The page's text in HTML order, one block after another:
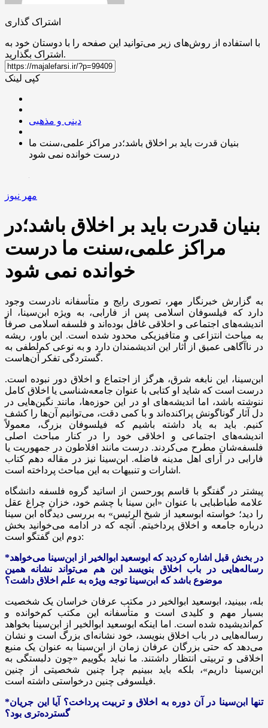
اشتراک گذاری
با استفاده از روش‌های زیر می‌توانید این صفحه را با دوستان خود به
اشتراک بگذارید.
کپی لینک
دینی و مذهبی
بنیان قدرت باید بر اخلاق باشد؛در مراکز علمی،سنت ما
درست خوانده نمی شود
مهر نیوز
بنیان قدرت باید بر اخلاق باشد؛در
مراکز علمی،سنت ما درست
خوانده نمی شود
به گزارش خبرنگار مهر، تصوری رایج و متأسفانه نادرست وجود
دارد که فیلسوفان اسلامی پس از فارابی، به ویژه ابن‌سینا، از
اندیشه‌های اجتماعی و اخلاقی غافل بوده‌اند و فلسفه اسلامی صرفاً
به مباحث انتزاعی و متافیزیکی محدود شده است. این باور، ریشه
در ناآگاهی عمیق از آثار این اندیشمندان دارد و به نوعی کم‌لطفی به
گستردگی تفکر آن‌هاست.
ابن‌سینا، این نابغه شرق، هرگز از اجتماع و اخلاق دور نبوده است.
درست است که شاید او کتابی با عنوان جامعه‌شناسی یا اخلاق کامل
ننوشته باشد، اما اندیشه‌های او در این حوزه‌ها، مانند نگین‌هایی در
دل آثار گوناگونش پراکنده‌اند و با کمی دقت، می‌توانیم آن‌ها را کشف
کنیم. باید به یاد داشته باشیم که فیلسوفان بزرگ، معمولاً
اندیشه‌های اجتماعی و اخلاقی خود را در کنار مباحث اصلی
فلسفه‌شان مطرح می‌کردند. درست مانند افلاطون در جمهوریت یا
فارابی در آرای اهل مدینه فاضله. ابن‌سینا نیز در مقاله دهم کتاب
اشارات و تنبیهات به این مباحث پرداخته است.
پیشتر در گفتگو با قاسم پورحسن از اساتید گروه فلسفه دانشگاه
علامه طباطبایی با عنوان «ابن سینا با چشم خود، خزان چراغ عقل
را دید؛ خواسته ابوسعید از شیخ الرئیس» به بررسی دیدگاه ابن سینا
درباره جامعه و اخلاق پرداخیتم. آنچه که در ادامه می‌خوانید بخش
دوم این گفتگو است:
*در بخش قبل اشاره کردید که ابوسعید ابوالخیر از ابن‌سینا می‌خواهد
رساله‌هایی در باب اخلاق بنویسد این هم می‌تواند نشانه همین
موضوع باشد که ابن‌سینا توجه ویژه به علم اخلاق داشت؟
بله، ببینید، ابوسعید ابوالخیر در مکتب عرفان خراسان یک شخصیت
بسیار مهم و کلیدی است و متأسفانه این مکتب کم‌خوانده و
کم‌اندیشیده شده است. اما اینکه ابوسعید ابوالخیر از ابن‌سینا بخواهد
رساله‌هایی در باب اخلاق بنویسد، خود نشانه‌ای بزرگ است و نشان
می‌دهد که حتی بزرگان عرفان زمان از ابن‌سینا به عنوان یک منبع
اخلاقی و تربیتی انتظار داشتند. ما نباید بگوییم «چون دلبستگی به
ابن‌سینا داریم»، بلکه باید ببینیم چرا چنین شخصیتی از چنین
فیلسوفی چنین درخواستی داشته است.
*تنها ابن‌سینا در آن دوره به اخلاق و تربیت پرداخت؟ آیا این جریان
گسترده‌تری بود؟